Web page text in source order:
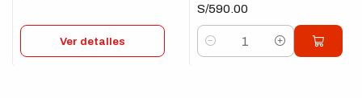
Ver detalles
S/590.00
Cantidad